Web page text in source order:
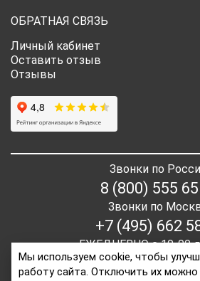
ОБРАТНАЯ СВЯЗЬ
Личный кабинет
Оставить отзыв
Отзывы
Звонки по
8 (800) 555
Звонки по
+7 (495) 662
ЕЖЕДНЕВНО с 10-00
Мы используем cookie, чтобы
работу сайта. Отключить их можно